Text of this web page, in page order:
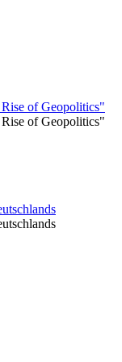
of Geopolitics"
of Geopolitics"